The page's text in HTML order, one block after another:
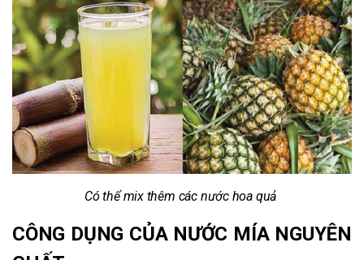
Có thể mix thêm các nước hoa quả
CÔNG DỤNG CỦA NƯỚC MÍA NGUYÊN